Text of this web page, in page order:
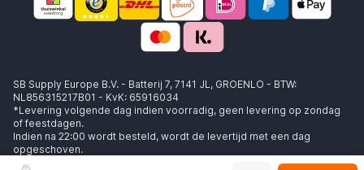
SB Supply Europe B.V. - Batterij 7, 7141 JL, GROENLO - BTW:
NL856315217B01 - KvK: 65916034
*Levering volgende dag indien voorradig, geen levering op zondag
of feestdagen.
Indien na 22:00 wordt besteld, wordt de levertijd met een dag
opgeschoven.